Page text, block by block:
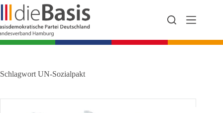
Zum
Inhalt
springen
Schlagwort UN-Sozialpakt